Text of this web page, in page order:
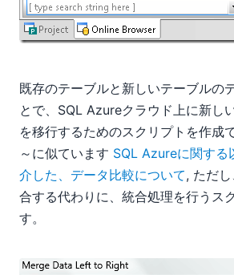
既存のテーブルと新しいテーブルの
とで、SQL Azureクラウド上に新し
を移行するためのスクリプトを作成
～に似ています SQL Azureに関する
介した、データ比較について, ただ
合する代わりに、統合処理を行うス
す。